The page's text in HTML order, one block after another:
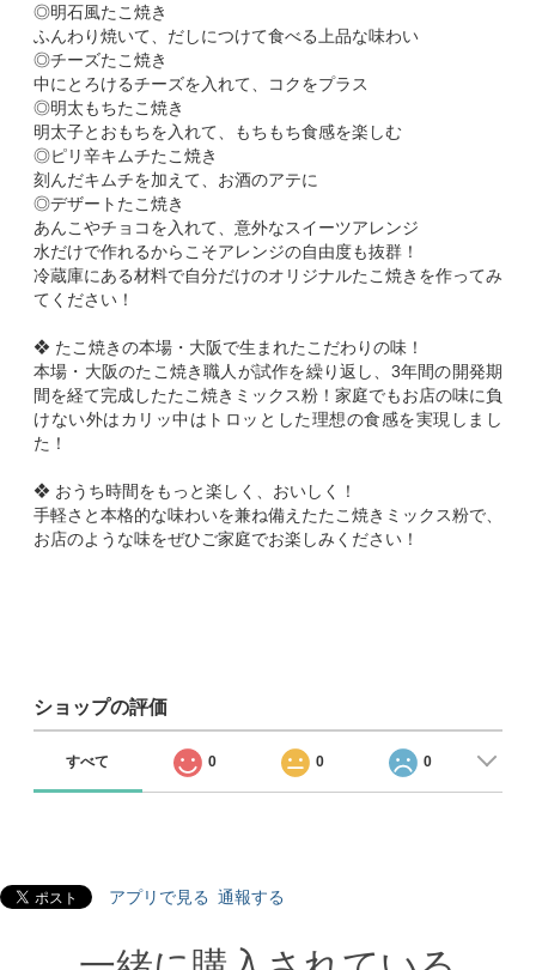
◎明石風たこ焼き
ふんわり焼いて、だしにつけて食べる上品な味わい
◎チーズたこ焼き
中にとろけるチーズを入れて、コクをプラス
◎明太もちたこ焼き
明太子とおもちを入れて、もちもち食感を楽しむ
◎ピリ辛キムチたこ焼き
刻んだキムチを加えて、お酒のアテに
◎デザートたこ焼き
あんこやチョコを入れて、意外なスイーツアレンジ
水だけで作れるからこそアレンジの自由度も抜群！
冷蔵庫にある材料で自分だけのオリジナルたこ焼きを作ってみ
てください！
❖ たこ焼きの本場・大阪で生まれたこだわりの味！
本場・大阪のたこ焼き職人が試作を繰り返し、3年間の開発期
間を経て完成したたこ焼きミックス粉！家庭でもお店の味に負
けない外はカリッ中はトロッとした理想の食感を実現しまし
た！
❖ おうち時間をもっと楽しく、おいしく！
手軽さと本格的な味わいを兼ね備えたたこ焼きミックス粉で、
お店のような味をぜひご家庭でお楽しみください！
ショップの評価
すべて 0 0 0
アプリで見る 通報する